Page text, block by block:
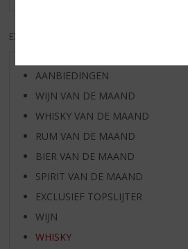
EXCL. BTW
AANBIEDINGEN
WIJN VAN DE MAAND
WHISKY VAN DE MAAND
RUM VAN DE MAAND
BIER VAN DE MAAND
SPIRIT VAN DE MAAND
EXCLUSIEF TOPSLIJTER
WIJN
WHISKY